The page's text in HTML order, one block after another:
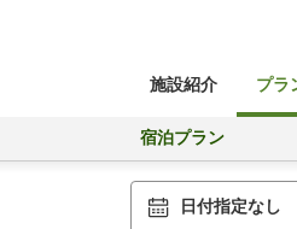
施設紹介 プラ
宿泊プラン
日付指定なし